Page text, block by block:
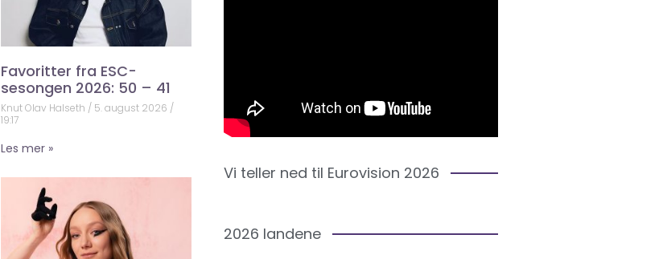
Favoritter fra ESC-
sesongen 2026: 50 – 41
Knut Olav Halseth
5. august 2026
19:17
Les mer »
Vi teller ned til Eurovision 2026
2026 landene